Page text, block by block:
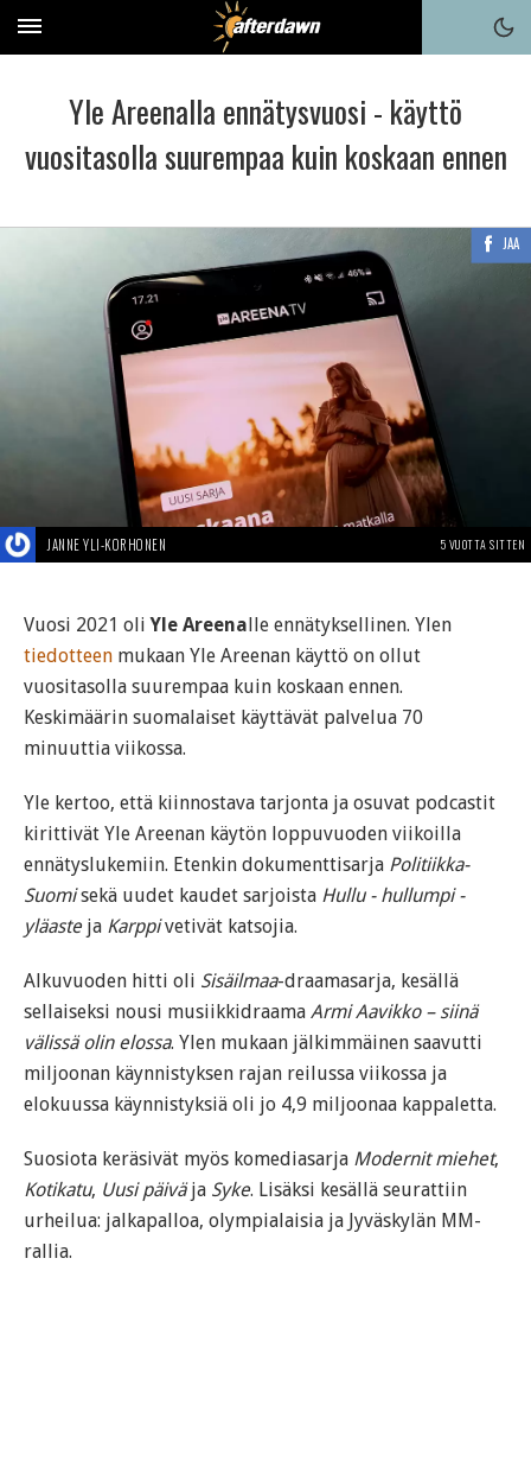
Yle Areenalla ennätysvuosi - käyttö
vuositasolla suurempaa kuin koskaan ennen
JAA
JANNE YLI-KORHONEN 5 VUOTTA SITTEN
Vuosi 2021 oliYle Areena lle ennätyksellinen. Ylen
tiedotteen mukaan Yle Areenan käyttö on ollut
vuositasolla suurempaa kuin koskaan ennen.
Keskimäärin suomalaiset käyttävät palvelua 70
minuuttia viikossa.
Yle kertoo, että kiinnostava tarjonta ja osuvat podcastit
kirittivät Yle Areenan käytön loppuvuoden viikoilla
ennätyslukemiin. Etenkin dokumenttisarja Politiikka-
Suomisekä uudet kaudet sarjoista Hullu - hullumpi -
yläasteja Karppivetivät katsojia.
Alkuvuoden hitti oli Sisäilmaa-draamasarja, kesällä
sellaiseksi nousi musiikkidraama Armi Aavikko – siinä
välissä olin elossa. Ylen mukaan jälkimmäinen saavutti
miljoonan käynnistyksen rajan reilussa viikossa ja
elokuussa käynnistyksiä oli jo 4,9 miljoonaa kappaletta.
Suosiota keräsivät myös komediasarja Modernit miehet,
Kotikatu, Uusi päiväja Syke. Lisäksi kesällä seurattiin
urheilua: jalkapalloa, olympialaisia ja Jyväskylän MM-
rallia.